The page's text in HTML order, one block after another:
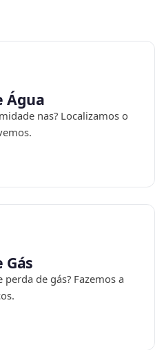
Água
nas? Localizamos o
Gás
de gás? Fazemos a